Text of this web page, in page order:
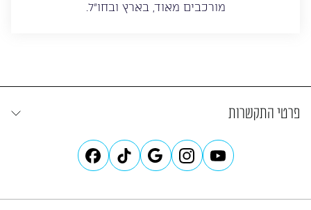
מורכבים מאוד, בארץ ובחו”ל.
פרטי התקשרות